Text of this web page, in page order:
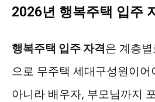
2026년 행복주택 입주
행복주택 입주 자격 은 계층
으로 무주택 세대구성원이
아니라 배우자, 부모님까지